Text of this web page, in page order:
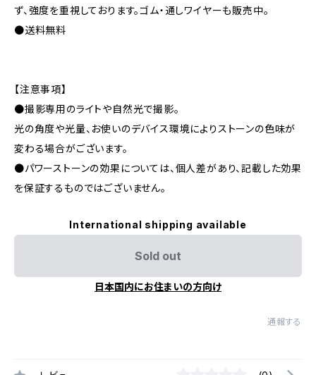
ず、強度を重視しております。ゴム・通しワイヤーも販売中。
●送料無料
【注意事項】
●撮影専用のライトや自然光で撮影。
光の角度や光量、お使いのデバイス環境によりストーンの色味が
変わる場合がございます。
●パワーストーンの効果については、個人差があり、記載した効果
を保証するものではございません。
International shipping available
Sold out
日本国内にお住まいの方向け
通報する